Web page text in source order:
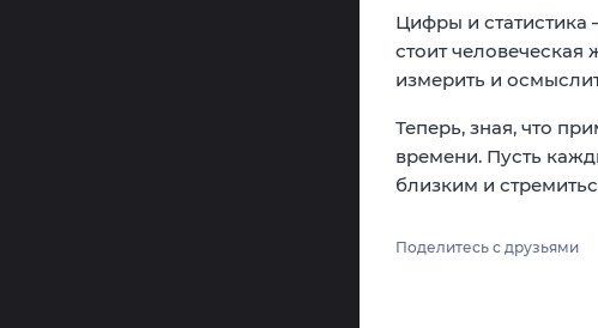
Цифры и
стоит
измерить и
Теперь, зная, что
времени. Пусть
близким и
Поделитесь с друзьями